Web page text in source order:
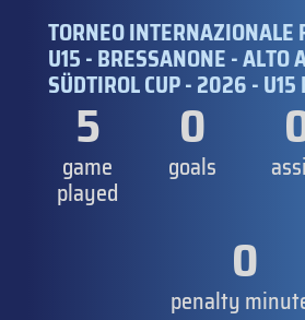
TORNEO
U15 - BRESSANONE - ALTO
SÜDTIROL CUP - 2026 -
5
game
played
0
goals
0
penalty